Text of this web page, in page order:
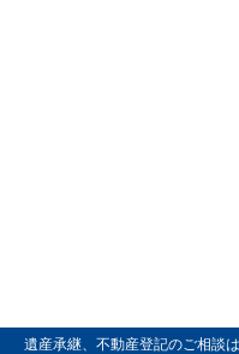
遺産承継、不動産登記のご相談